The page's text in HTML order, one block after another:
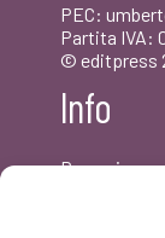
PEC:
Partita IVA:
© editpress
Info
Dove siamo